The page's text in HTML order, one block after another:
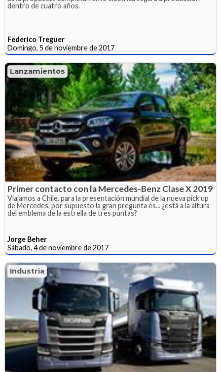
dentro de cuatro años.
Federico Treguer
Domingo, 5 de noviembre de 2017
Lanzamientos
Primer contacto con la Mercedes-Benz Clase X 2019
Viajamos a Chile, para la presentación mundial de la nueva pick up
de Mercedes, por supuesto la gran pregunta es... ¿está a la altura
del emblema de la estrella de tres puntas?
Jorge Beher
Sábado, 4 de noviembre de 2017
Industria